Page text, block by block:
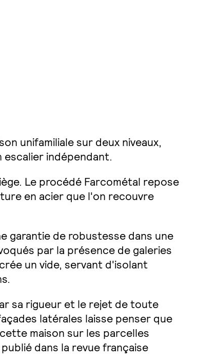
unifamiliale sur deux niveaux,
indépendant.
Le procédé Farcométal repose
en acier que l'on recouvre
garantie de robustesse dans une
par la présence de galeries
un vide, servant d'isolant
sa rigueur et le rejet de toute
latérales laisse penser que
maison sur les parcelles
dans la revue française